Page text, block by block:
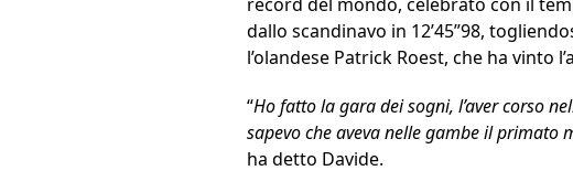
dallo scandinavo in 12’45”98,
l’olandese Patrick Roest, che ha vinto
“Ho fatto la gara dei sogni, l’aver corso
sapevo che aveva nelle gambe il
ha detto Davide.